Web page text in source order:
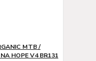
MTB /
HOPE V4 BR131